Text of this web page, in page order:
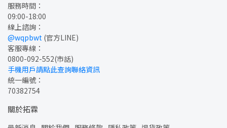
服務時間：
09:00-18:00
線上諮詢：
@wqpbwt (官方LINE)
客服專線：
0800-092-552(市話)
手機用戶請點此查詢聯絡資訊
統一編號：
70382754
關於拓霖